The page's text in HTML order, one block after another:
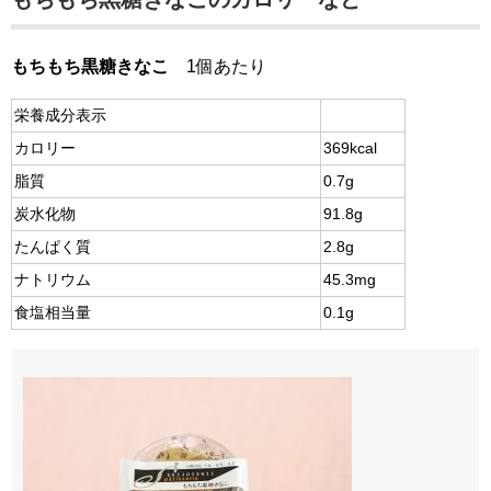
もちもち黒糖きなこ 1個あたり
栄養成分表示
カロリー
369kcal
脂質
0.7g
炭水化物
91.8g
たんぱく質
2.8g
ナトリウム
45.3mg
食塩相当量
0.1g